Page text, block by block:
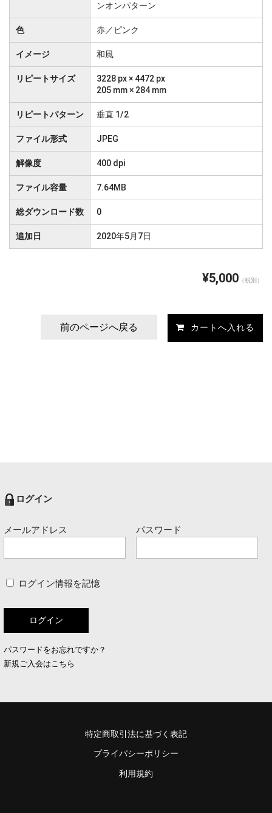
ンオンパターン
色 赤／ピンク
イメージ 和風
リピートサイズ
3228 px × 4472 px
205 mm × 284 mm
リピートパターン 垂直 1/2
ファイル形式 JPEG
解像度 400 dpi
ファイル容量 7.64MB
総ダウンロード数 0
追加日 2020年5月7日
¥5,000 （税別）
前のページへ戻る
ログイン
メールアドレス パスワード
ログイン情報を記憶
パスワードをお忘れですか？
新規ご入会はこちら
特定商取引法に基づく表記
プライバシーポリシー
利用規約